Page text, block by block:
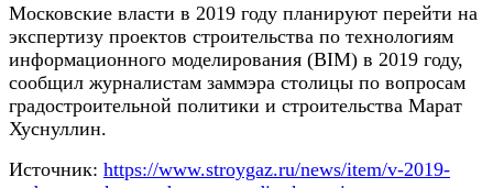
Московские власти в 2019 году планируют перейти на
экспертизу проектов строительства по технологиям
информационного моделирования (BIM) в 2019 году,
сообщил журналистам заммэра столицы по вопросам
градостроительной политики и строительства Марат
Хуснуллин.
Источник: https://www.stroygaz.ru/news/item/v-2019-